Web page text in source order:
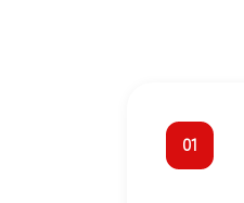
01